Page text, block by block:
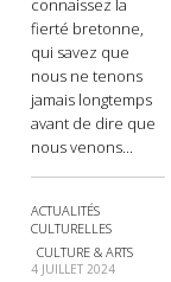
connaissez la
fierté bretonne,
qui savez que
nous ne tenons
jamais longtemps
avant de dire que
nous venons...
ACTUALITÉS
CULTURELLES
CULTURE & ARTS
4 JUILLET 2024